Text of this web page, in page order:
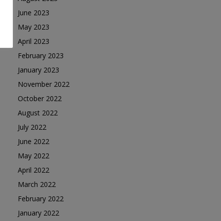
June 2023
May 2023
April 2023
February 2023
January 2023
November 2022
October 2022
August 2022
July 2022
June 2022
May 2022
April 2022
March 2022
February 2022
January 2022